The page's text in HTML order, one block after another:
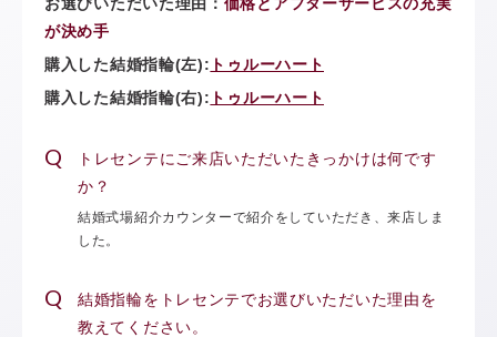
が決め手
購入した結婚指輪(左): トゥルーハート
購入した結婚指輪(右): トゥルーハート
トレセンテにご来店いただいたきっかけは何です
か？
結婚式場紹介カウンターで紹介をしていただき、来店しま
した。
結婚指輪をトレセンテでお選びいただいた理由を
教えてください。